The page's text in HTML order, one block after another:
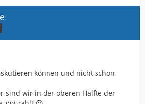
können und nicht schon
sind wir in der oberen Hälfte der